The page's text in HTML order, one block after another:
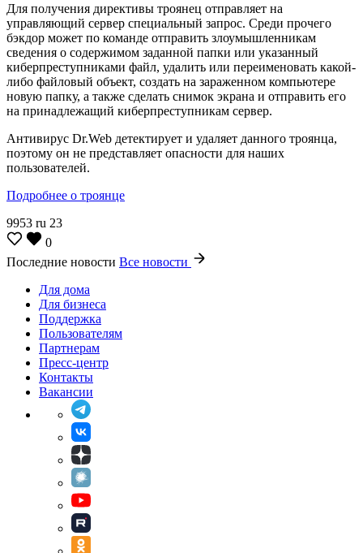
Для получения директивы троянец отправляет на
управляющий сервер специальный запрос. Среди прочего
бэкдор может по команде отправить злоумышленникам
сведения о содержимом заданной папки или указанный
киберпреступниками файл, удалить или переименовать какой-
либо файловый объект, создать на зараженном компьютере
новую папку, а также сделать снимок экрана и отправить его
на принадлежащий киберпреступникам сервер.
Антивирус Dr.Web детектирует и удаляет данного троянца,
поэтому он не представляет опасности для наших
пользователей.
Подробнее о троянце
9953 ru 23
0
Последние новости Все новости
Для дома
Для бизнеса
Поддержка
Пользователям
Партнерам
Пресс-центр
Контакты
Вакансии